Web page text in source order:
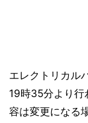
エレクトリカル
19時35分より行
容は変更になる